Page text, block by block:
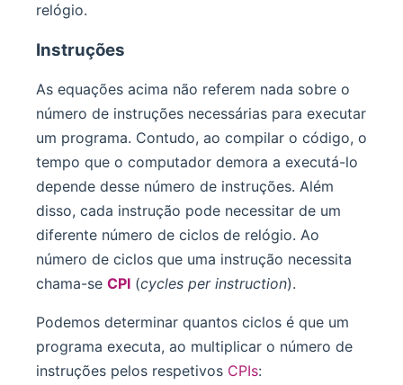
relógio.
Instruções
As equações acima não referem nada sobre o
número de instruções necessárias para executar
um programa. Contudo, ao compilar o código, o
tempo que o computador demora a executá-lo
depende desse número de instruções. Além
disso, cada instrução pode necessitar de um
diferente número de ciclos de relógio. Ao
número de ciclos que uma instrução necessita
chama-se CPI (cycles per instruction).
Podemos determinar quantos ciclos é que um
programa executa, ao multiplicar o número de
instruções pelos respetivos CPIs: